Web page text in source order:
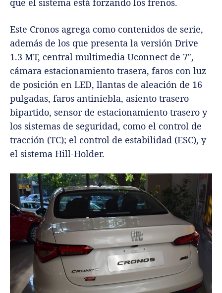
que el sistema está forzando los frenos.
Este Cronos agrega como contenidos de serie,
además de los que presenta la versión Drive
1.3 MT, central multimedia Uconnect de 7″,
cámara estacionamiento trasera, faros con luz
de posición en LED, llantas de aleación de 16
pulgadas, faros antiniebla, asiento trasero
bipartido, sensor de estacionamiento trasero y
los sistemas de seguridad, como el control de
tracción (TC); el control de estabilidad (ESC), y
el sistema Hill-Holder.